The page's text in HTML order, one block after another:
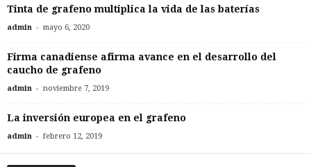
Tinta de grafeno multiplica la vida de las baterías
admin - mayo 6, 2020
Firma canadiense afirma avance en el desarrollo del
caucho de grafeno
admin - noviembre 7, 2019
La inversión europea en el grafeno
admin - febrero 12, 2019